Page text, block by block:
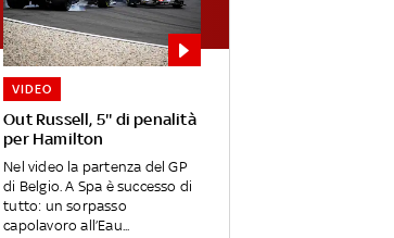
Out Russell, 5'' di penalità
per Hamilton
VIDEO
Nel video la partenza del GP
di Belgio. A Spa è successo di
tutto: un sorpasso
capolavoro all’Eau...